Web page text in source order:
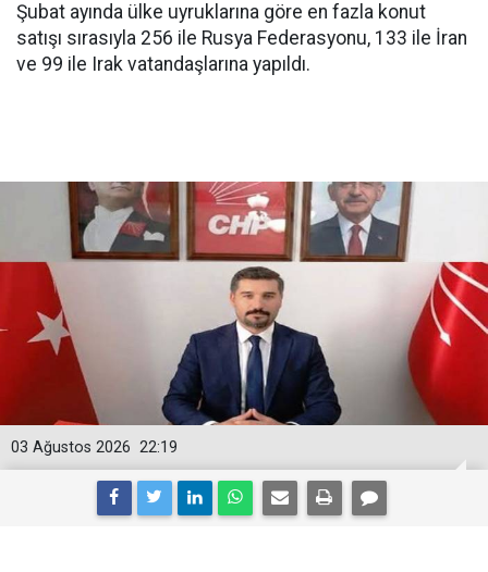
Şubat ayında ülke uyruklarına göre en fazla konut
satışı sırasıyla 256 ile Rusya Federasyonu, 133 ile İran
ve 99 ile Irak vatandaşlarına yapıldı.
22:19
03 Ağustos 2026